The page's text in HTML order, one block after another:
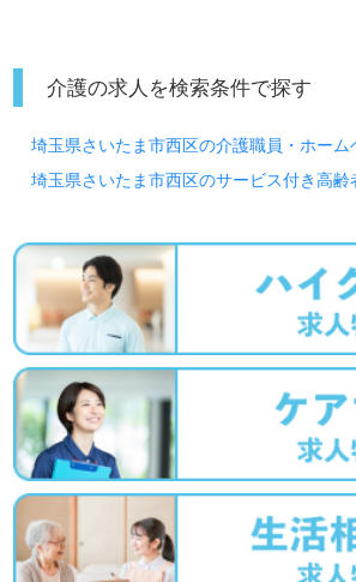
介護の求人を検索条件で探す
埼玉県さいたま市西区の介護職員・ホーム
埼玉県さいたま市西区のサービス付き高齢